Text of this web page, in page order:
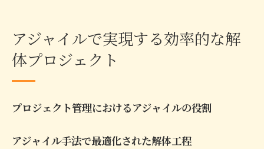
アジャイルで実現する効率的な解
体プロジェクト
プロジェクト管理におけるアジャイルの役割
アジャイル手法で最適化された解体工程